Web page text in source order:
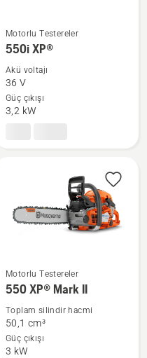
550i
XP®
hakkında
daha
fazla
Motorlu Testereler
550i XP®
Akü voltajı
36 V
Güç çıkışı
3,2 kW
550 XP®
Mark
hakkında
daha
Motorlu Testereler
550 XP® Mark II
Toplam silindir hacmi
50,1 cm³
Güç çıkışı
3 kW